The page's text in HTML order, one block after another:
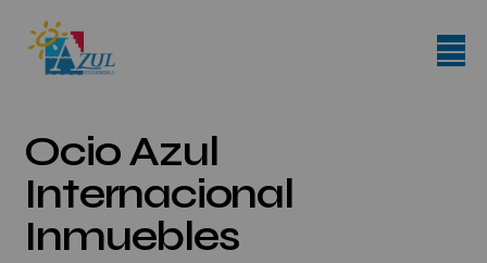
Ocio Azul
Internacional
Inmuebles